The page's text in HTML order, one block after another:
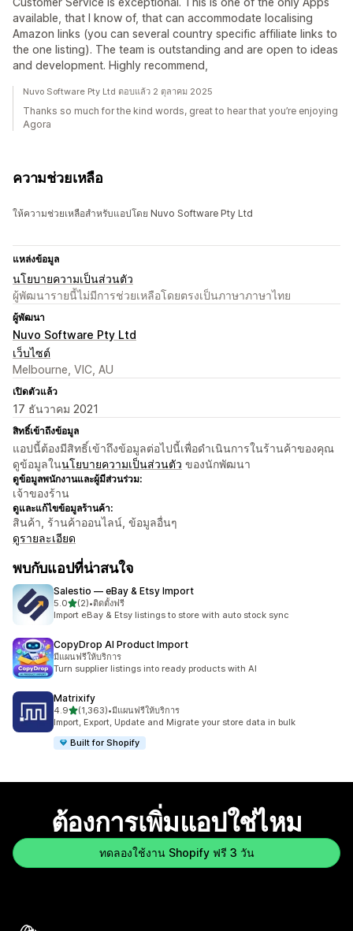
available, that I know of, that can accommodate localising
Amazon links (you can several country specific affiliate links to
the one listing). The team is outstanding and are open to ideas
and development. Highly recommend,
Nuvo Software Pty Ltd ตอบแล้ว 2 ตุลาคม 2025
Thanks so much for the kind words, great to hear that you’re enjoying
Agora
ความช่วยเหลือ
ให้ความช่วยเหลือสำหรับแอปโดย Nuvo Software Pty Ltd
แหล่งข้อมูล
นโยบายความเป็นส่วนตัว
ผู้พัฒนารายนี้ไม่มีการช่วยเหลือโดยตรงเป็นภาษาภาษาไทย
ผู้พัฒนา
Nuvo Software Pty Ltd
เว็บไซต์
Melbourne, VIC, AU
เปิดตัวแล้ว
17 ธันวาคม 2021
สิทธิ์เข้าถึงข้อมูล
แอปนี้ต้องมีสิทธิ์เข้าถึงข้อมูลต่อไปนี้เพื่อดำเนินการในร้านค้าของคุณ
ดูข้อมูลในนโยบายความเป็นส่วนตัว ของนักพัฒนา
ดูข้อมูลพนักงานและผู้มีส่วนร่วม:
เจ้าของร้าน
ดูและแก้ไขข้อมูลร้านค้า:
สินค้า, ร้านค้าออนไลน์, ข้อมูลอื่นๆ
ดูรายละเอียด
พบกับแอปที่น่าสนใจ
Salestio — eBay & Etsy Import
5.0เต็ม 5 ดาว
(2)
ทั้งหมด 2 รีวิว
•ติดตั้งฟรี
Import eBay & Etsy listings to store with auto stock sync
CopyDrop AI Product Import
มีแผนฟรีให้บริการ
Turn supplier listings into ready products with AI
Matrixify
4.9เต็ม 5 ดาว
(1,363)
ทั้งหมด 1363 รีวิว
•มีแผนฟรีให้บริการ
Import, Export, Update and Migrate your store data in bulk
Built for Shopify
ต้องการเพิ่มแอปใช่ไหม
ทดลองใช้งาน Shopify ฟรี 3 วัน